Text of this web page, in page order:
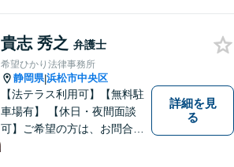
貴志 秀之 弁護士
希望ひかり法律事務所
静岡県|浜松市中央区
【法テラス利用可】【無料駐
車場有】 【休日・夜間面談
可】ご希望の方は、お問合せ
詳細を見
る